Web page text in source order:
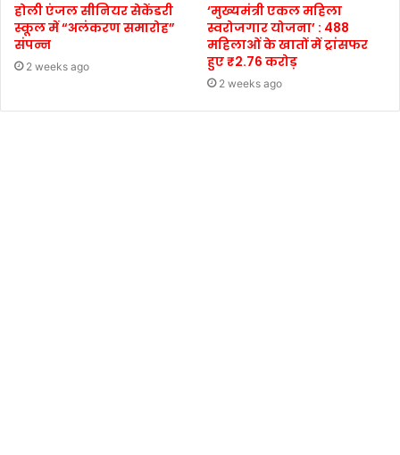
होली एंजल सीनियर सेकेंडरी
स्कूल में “अलंकरण समारोह”
संपन्न
2 weeks ago
‘मुख्यमंत्री एकल महिला
स्वरोजगार योजना’ : 488
महिलाओं के खातों में ट्रांसफर
हुए ₹2.76 करोड़
2 weeks ago